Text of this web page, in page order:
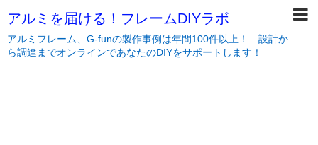
アルミを届ける！フレームDIYラボ
アルミフレーム、G-funの製作事例は年間100件以上！ 設計か
ら調達までオンラインであなたのDIYをサポートします！